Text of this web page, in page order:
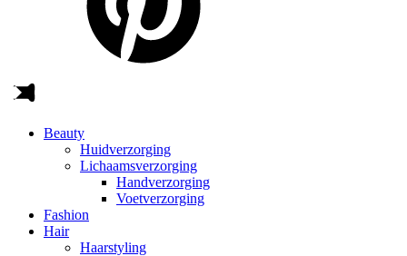
Beauty
Huidverzorging
Lichaamsverzorging
Handverzorging
Voetverzorging
Fashion
Hair
Haarstyling